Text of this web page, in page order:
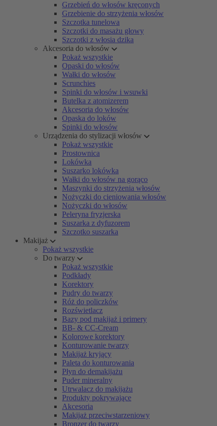
Grzebień do włosów kręconych
Grzebienie do strzyżenia włosów
Szczotka tunelowa
Szczotki do masażu głowy
Szczotki z włosia dzika
Akcesoria do włosów
Pokaż wszystkie
Opaski do włosów
Wałki do włosów
Scrunchies
Spinki do włosów i wsuwki
Butelka z atomizerem
Akcesoria do włosów
Opaska do loków
Spinki do włosów
Urządzenia do stylizacji włosów
Pokaż wszystkie
Prostownica
Lokówka
Suszarko lokówka
Wałki do włosów na gorąco
Maszynki do strzyżenia włosów
Nożyczki do cieniowania włosów
Nożyczki do włosów
Peleryna fryzjerska
Suszarka z dyfuzorem
Szczotko suszarka
Makijaż
Pokaż wszystkie
Do twarzy
Pokaż wszystkie
Podkłady
Korektory
Pudry do twarzy
Róż do policzków
Rozświetlacz
Bazy pod makijaż i primery
BB- & CC-Cream
Kolorowe korektory
Konturowanie twarzy
Makijaż kryjący
Paleta do konturowania
Płyn do demakijażu
Puder mineralny
Utrwalacz do makijażu
Produkty pokrywające
Akcesoria
Makijaż przeciwstarzeniowy
Bronzer do twarzy